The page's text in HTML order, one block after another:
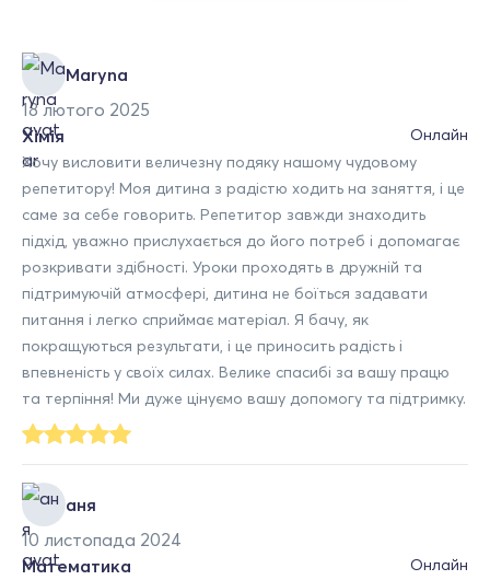
Maryna
18 лютого 2025
Онлайн
Хімія
Хочу висловити величезну подяку нашому чудовому
репетитору! Моя дитина з радістю ходить на заняття, і це
саме за себе говорить. Репетитор завжди знаходить
підхід, уважно прислухається до його потреб і допомагає
розкривати здібності. Уроки проходять в дружній та
підтримуючій атмосфері, дитина не боїться задавати
питання і легко сприймає матеріал. Я бачу, як
покращуються результати, і це приносить радість і
впевненість у своїх силах. Велике спасибі за вашу працю
та терпіння! Ми дуже цінуємо вашу допомогу та підтримку.
аня
10 листопада 2024
Онлайн
Математика